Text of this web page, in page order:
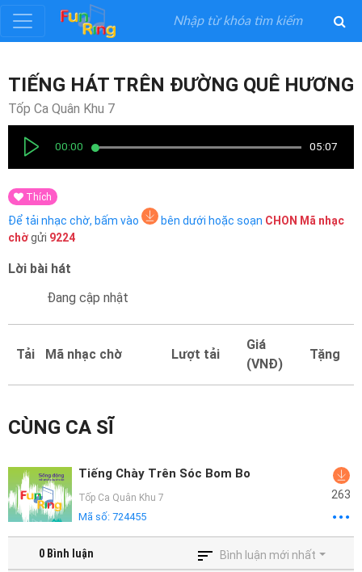
Đăng
ký
nhập
Thể
Loại
Nghệ
Mại
Dẫn
Funring
Doanh
Nghiệp
TIẾNG HÁT TRÊN ĐƯỜNG QUÊ HƯƠNG
Tốp Ca Quân Khu 7
00:00 05:07
Thích
Để tải nhạc chờ, bấm vào bên dưới hoặc soạn CHON Mã nhạc
chờgửi 9224
Lời bài hát
Đang cập nhật
Tải Mã nhạc chờ Lượt tải
Giá
(VNĐ)
Tặng
CÙNG CA SĨ
Tiếng Chày Trên Sóc Bom Bo
Tốp Ca Quân Khu 7
Mã số: 724455
263
0 Bình luận Bình luận mới nhất